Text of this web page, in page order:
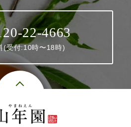
22-4663
(受付:10時〜18時)